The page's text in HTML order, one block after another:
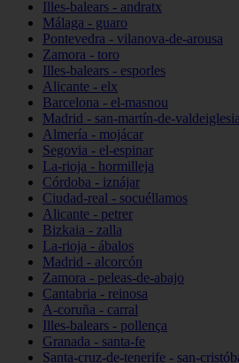
Illes-balears - andratx
Málaga - guaro
Pontevedra - vilanova-de-arousa
Zamora - toro
Illes-balears - esporles
Alicante - elx
Barcelona - el-masnou
Madrid - san-martín-de-
Almería - mojácar
Segovia - el-espinar
La-rioja - hormilleja
Córdoba - iznájar
Ciudad-real - socuéllamos
Alicante - petrer
Bizkaia - zalla
La-rioja - ábalos
Madrid - alcorcón
Zamora - peleas-de-abajo
Cantabria - reinosa
A-coruña - carral
Illes-balears - pollença
Granada - santa-fe
Santa-cruz-de-tenerife - san-